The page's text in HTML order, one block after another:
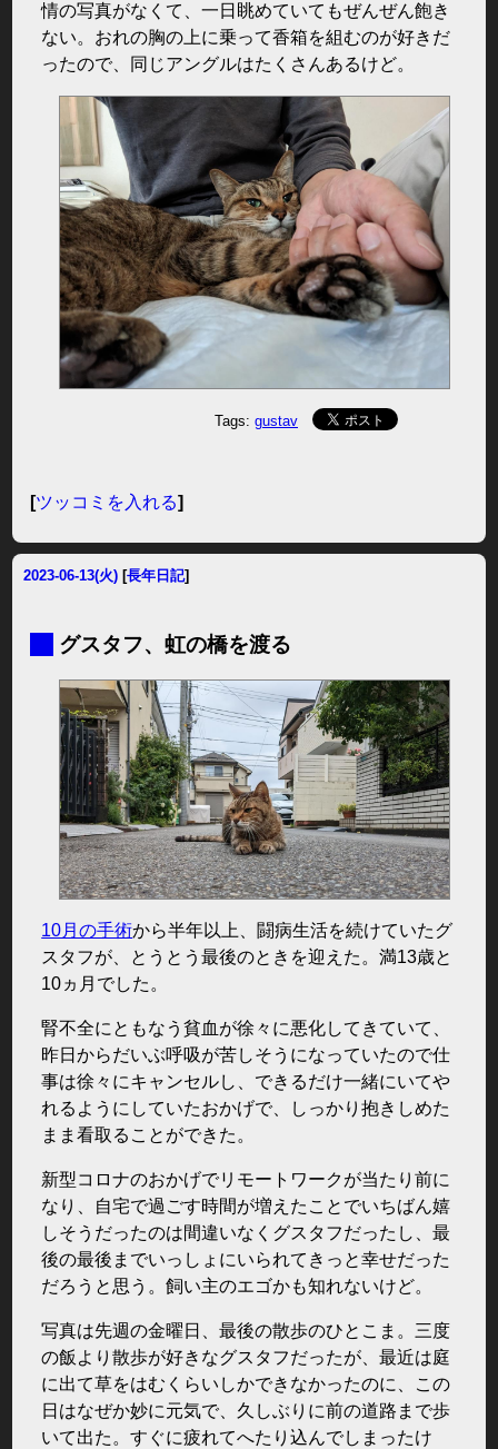
情の写真がなくて、一日眺めていてもぜんぜん飽き
ない。おれの胸の上に乗って香箱を組むのが好きだ
ったので、同じアングルはたくさんあるけど。
Tags: gustav
[ツッコミを入れる]
2023-06-13(火) [長年日記]
グスタフ、虹の橋を渡る
10月の手術から半年以上、闘病生活を続けていたグ
スタフが、とうとう最後のときを迎えた。満13歳と
10ヵ月でした。
腎不全にともなう貧血が徐々に悪化してきていて、
昨日からだいぶ呼吸が苦しそうになっていたので仕
事は徐々にキャンセルし、できるだけ一緒にいてや
れるようにしていたおかげで、しっかり抱きしめた
まま看取ることができた。
新型コロナのおかげでリモートワークが当たり前に
なり、自宅で過ごす時間が増えたことでいちばん嬉
しそうだったのは間違いなくグスタフだったし、最
後の最後までいっしょにいられてきっと幸せだった
だろうと思う。飼い主のエゴかも知れないけど。
写真は先週の金曜日、最後の散歩のひとこま。三度
の飯より散歩が好きなグスタフだったが、最近は庭
に出て草をはむくらいしかできなかったのに、この
日はなぜか妙に元気で、久しぶりに前の道路まで歩
いて出た。すぐに疲れてへたり込んでしまったけ